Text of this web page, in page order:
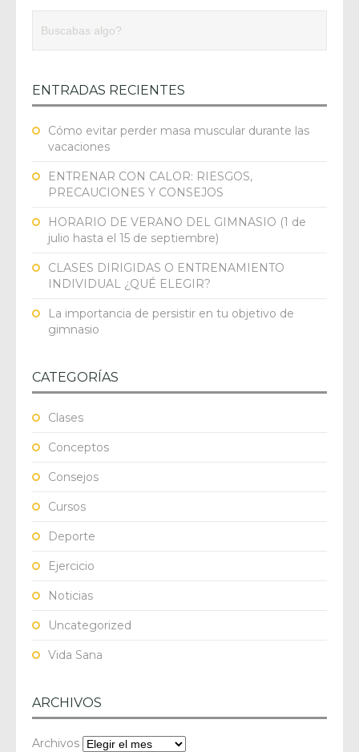
ENTRADAS RECIENTES
Cómo evitar perder masa muscular durante las
vacaciones
ENTRENAR CON CALOR: RIESGOS,
PRECAUCIONES Y CONSEJOS
HORARIO DE VERANO DEL GIMNASIO (1 de
julio hasta el 15 de septiembre)
CLASES DIRIGIDAS O ENTRENAMIENTO
INDIVIDUAL ¿QUÉ ELEGIR?
La importancia de persistir en tu objetivo de
gimnasio
CATEGORÍAS
Clases
Conceptos
Consejos
Cursos
Deporte
Ejercicio
Noticias
Uncategorized
Vida Sana
ARCHIVOS
Archivos